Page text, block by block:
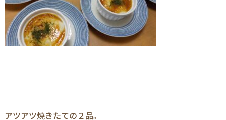
アツアツ焼きたての２品。